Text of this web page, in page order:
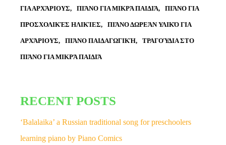
ΓΙΑ ΑΡΧΆΡΙΟΥΣ ΠΙΆΝΟ ΓΙΑ ΜΙΚΡΆ ΠΑΙΔΙΆ ΠΙΆΝΟ ΓΙΑ
ΠΡΟΣΧΟΛΙΚΈΣ ΗΛΙΚΊΕΣ ΠΙΆΝΟ ΔΩΡΕΆΝ ΥΛΙΚΌ ΓΙΑ
ΑΡΧΆΡΙΟΥΣ ΠΙΆΝΟ ΠΑΙΔΑΓΩΓΙΚΉ ΤΡΑΓΟΎΔΙΑ ΣΤΟ
ΠΙΆΝΟ ΓΙΑ ΜΙΚΡΆ ΠΑΙΔΙΆ
RECENT POSTS
‘Balalaika’ a Russian traditional song for preschoolers
learning piano by Piano Comics